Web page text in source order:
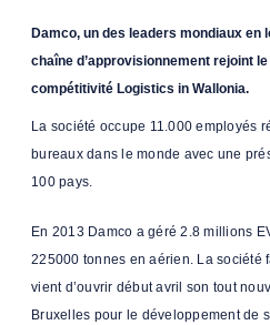
Damco, un des leaders mondiaux en
chaîne d’approvisionnement rejoint
compétitivité Logistics in Wallonia.
La société occupe 11.000 employés
bureaux dans le monde avec une
100 pays.
En 2013 Damco a géré 2.8 millions
225000 tonnes en aérien. La société
vient d’ouvrir début avril son tout
Bruxelles pour le développement de